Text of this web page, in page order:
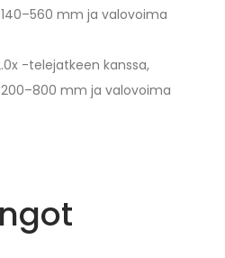
mm ja valovoima
-telejatkeen kanssa,
mm ja valovoima